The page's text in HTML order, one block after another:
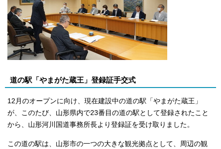
道の駅「やまがた蔵王」登録証手交式
12月のオープンに向け、現在建設中の道の駅「やまがた蔵王」
が、このたび、山形県内で23番目の道の駅として登録されたこと
から、山形河川国道事務所長より登録証を受け取りました。
この道の駅は、山形市の一つの大きな観光拠点として、周辺の観